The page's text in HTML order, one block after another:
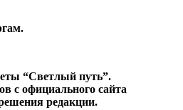
“Светлый путь”.
с официального сайта
редакции.